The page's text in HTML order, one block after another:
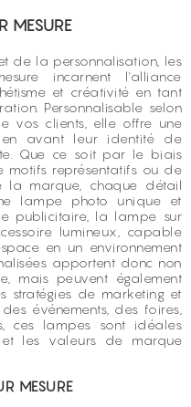
MESURE
de la personnalisation, les
incarnent l'alliance
et créativité en tant
Personnalisable selon
vos clients, elle offre une
avant leur identité de
Que ce soit par le biais
motifs représentatifs ou de
la marque, chaque détail
lampe photo unique et
publicitaire, la lampe sur
lumineux, capable
en un environnement
apportent donc non
mais peuvent également
stratégies de marketing et
événements, des foires,
ces lampes sont idéales
et les valeurs de marque
MESURE